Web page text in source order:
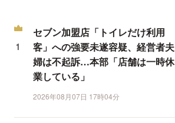
セブン加盟店「トイレだけ利用
客」への強要未遂容疑、経営者夫
婦は不起訴…本部「店舗は一時休
業している」
2026年08月07日 17時04分